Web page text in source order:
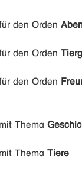
den Orden
den Orden
den Orden
Thema
Thema Tiere